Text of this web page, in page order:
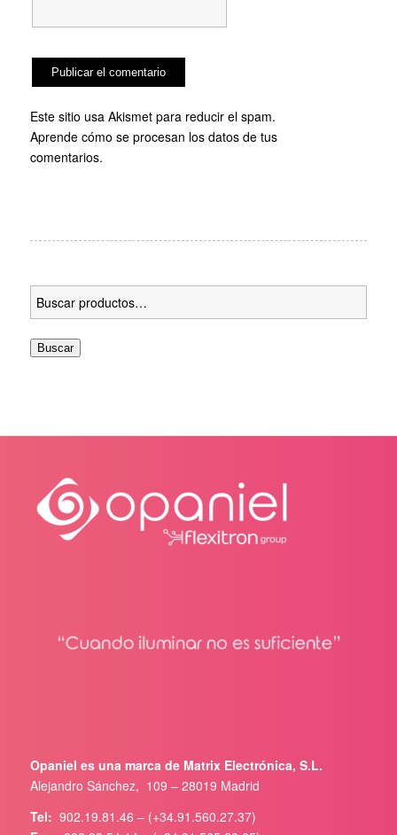
Este sitio usa Akismet para reducir el spam.
Aprende cómo se procesan los datos de tus
comentarios.
Buscar
Opaniel es una marca de Matrix Electrónica, S.L.
Alejandro Sánchez, 109 – 28019 Madrid
Tel: 902.19.81.46 – (+34.91.560.27.37)